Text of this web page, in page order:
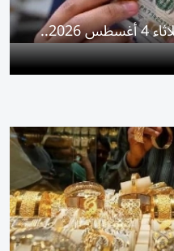
سعر الدولار اليوم في مصر الثلاثاء 4 أغسطس 2026..